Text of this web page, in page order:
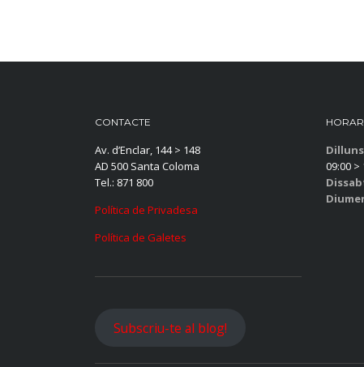
CONTACTE
Av. d’Enclar, 144 > 148
AD 500 Santa Coloma
Tel.: 871 800
Política de Privadesa
Política de Galetes
09:00 >
Subscriu-te al blog!